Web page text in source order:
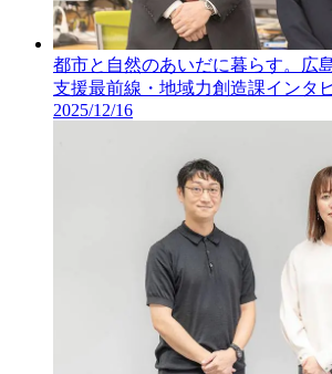
都市と自然のあいだに暮らす。広
支援最前線・地域力創造課インタ
2025/12/16